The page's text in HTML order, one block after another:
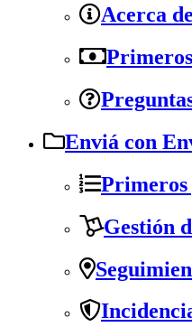
Acerca
Enviá con
Primeros
Gestión